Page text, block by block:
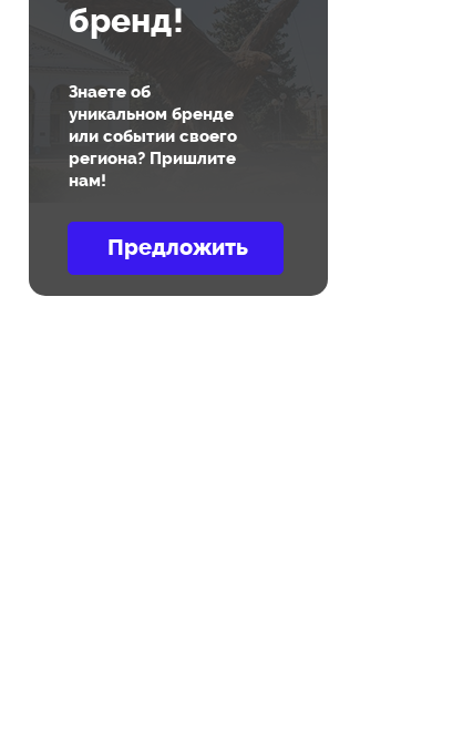
бренд!
Знаете об
уникальном бренде
или событии своего
региона? Пришлите
нам!